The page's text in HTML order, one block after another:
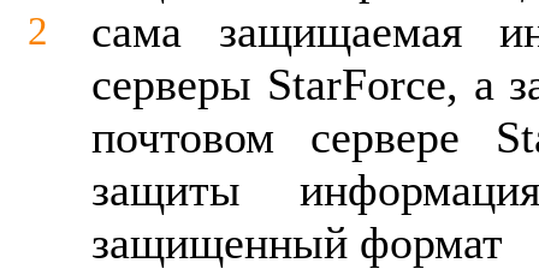
2
сама защищаемая
серверы StarForce, а
почтовом сервере
защиты
защищенный формат